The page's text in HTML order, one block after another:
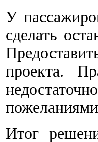
У
сделать
проекта.
Итог